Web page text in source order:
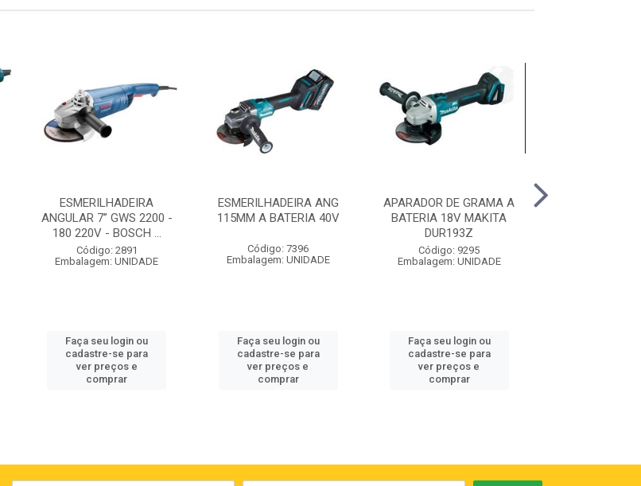
ESMERILHADEIRA
ANGULAR 7” GWS 2200 -
180 220V - BOSCH ...
Código: 2891
Embalagem: UNIDADE
Faça seu login ou
cadastre-se para
ver preços e
comprar
ESMERILHADEIRA ANG
115MM A BATERIA 40V
Código: 7396
Embalagem: UNIDADE
Faça seu login ou
cadastre-se para
ver preços e
comprar
APARADOR DE GRAMA A
BATERIA 18V MAKITA
DUR193Z
Código: 9295
Embalagem: UNIDADE
Faça seu login ou
cadastre-se para
ver preços e
comprar